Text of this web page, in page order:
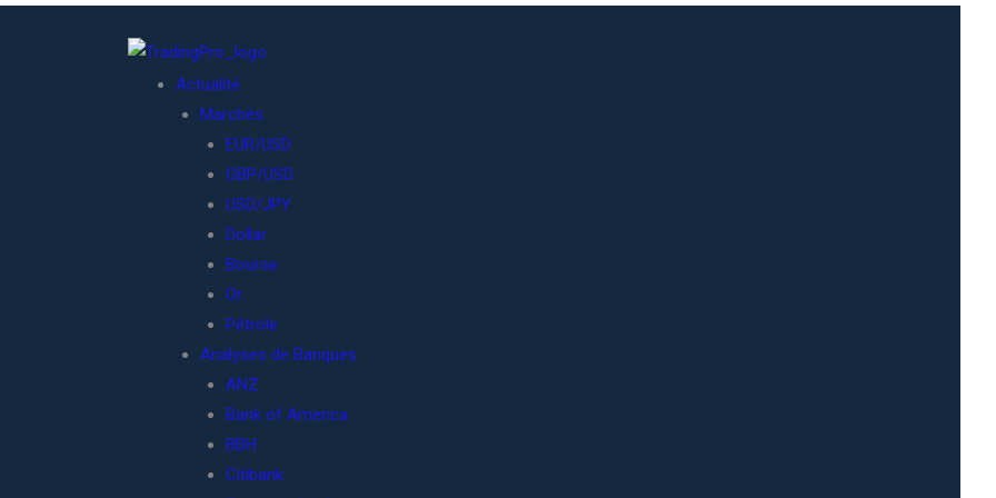
Actualité
Marchés
EUR/USD
GBP/USD
USD/JPY
Dollar
Bourse
Or
Pétrole
Analyses de Banques
ANZ
Bank of America
BBH
Citibank